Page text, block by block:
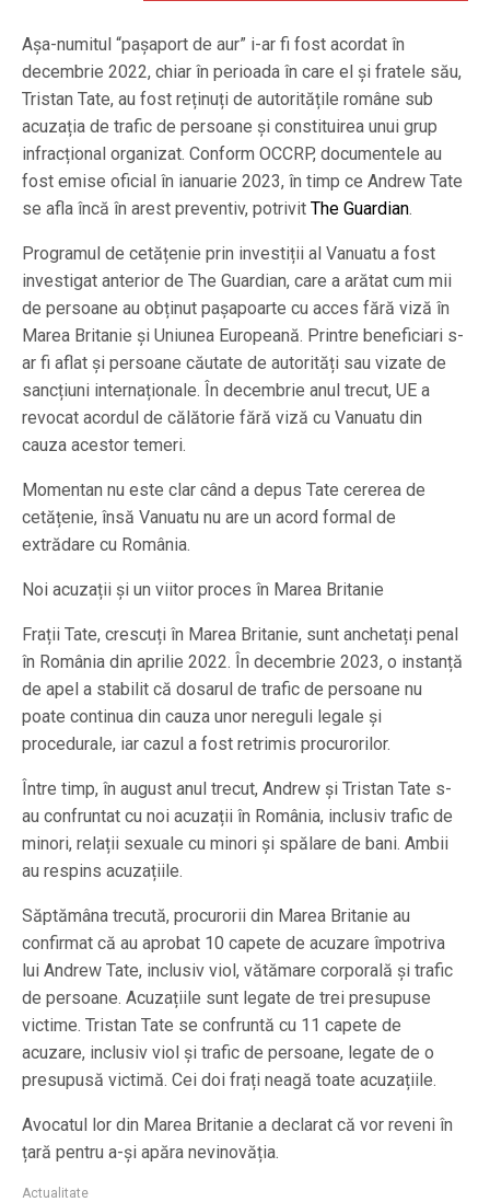
Așa-numitul “pașaport de aur” i-ar fi fost acordat în
decembrie 2022, chiar în perioada în care el și fratele său,
Tristan Tate, au fost reținuți de autoritățile române sub
acuzația de trafic de persoane și constituirea unui grup
infracțional organizat. Conform OCCRP, documentele au
fost emise oficial în ianuarie 2023, în timp ce Andrew Tate
se afla încă în arest preventiv, potrivit The Guardian.
Programul de cetățenie prin investiții al Vanuatu a fost
investigat anterior de The Guardian, care a arătat cum mii
de persoane au obținut pașapoarte cu acces fără viză în
Marea Britanie și Uniunea Europeană. Printre beneficiari s-
ar fi aflat și persoane căutate de autorități sau vizate de
sancțiuni internaționale. În decembrie anul trecut, UE a
revocat acordul de călătorie fără viză cu Vanuatu din
cauza acestor temeri.
Momentan nu este clar când a depus Tate cererea de
cetățenie, însă Vanuatu nu are un acord formal de
extrădare cu România.
Noi acuzații și un viitor proces în Marea Britanie
Frații Tate, crescuți în Marea Britanie, sunt anchetați penal
în România din aprilie 2022. În decembrie 2023, o instanță
de apel a stabilit că dosarul de trafic de persoane nu
poate continua din cauza unor nereguli legale și
procedurale, iar cazul a fost retrimis procurorilor.
Între timp, în august anul trecut, Andrew și Tristan Tate s-
au confruntat cu noi acuzații în România, inclusiv trafic de
minori, relații sexuale cu minori și spălare de bani. Ambii
au respins acuzațiile.
Săptămâna trecută, procurorii din Marea Britanie au
confirmat că au aprobat 10 capete de acuzare împotriva
lui Andrew Tate, inclusiv viol, vătămare corporală și trafic
de persoane. Acuzațiile sunt legate de trei presupuse
victime. Tristan Tate se confruntă cu 11 capete de
acuzare, inclusiv viol și trafic de persoane, legate de o
presupusă victimă. Cei doi frați neagă toate acuzațiile.
Avocatul lor din Marea Britanie a declarat că vor reveni în
țară pentru a-și apăra nevinovăția.
Actualitate